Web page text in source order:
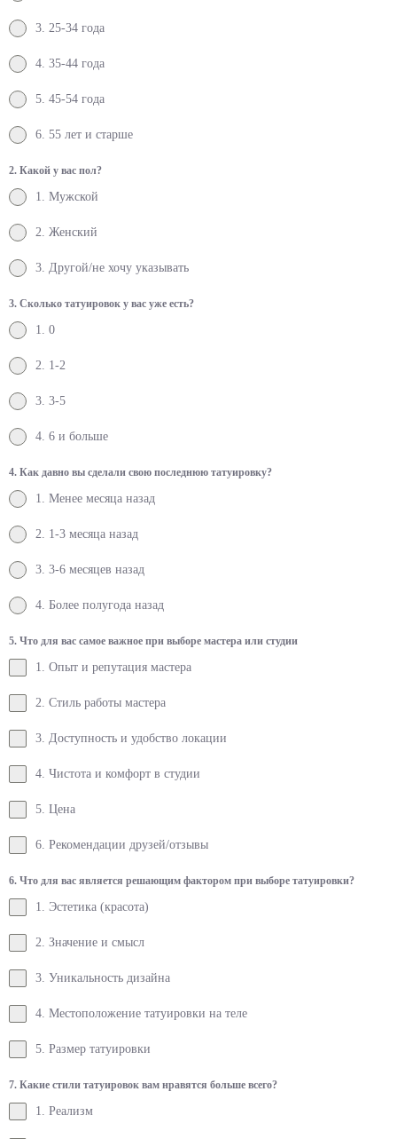
3. 25-34 года
4. 35-44 года
5. 45-54 года
6. 55 лет и старше
2. Какой у вас пол?
1. Мужской
2. Женский
3. Другой/не хочу указывать
3. Сколько татуировок у вас уже есть?
1. 0
2. 1-2
3. 3-5
4. 6 и больше
4. Как давно вы сделали свою последнюю татуировку?
1. Менее месяца назад
2. 1-3 месяца назад
3. 3-6 месяцев назад
4. Более полугода назад
5. Что для вас самое важное при выборе мастера или студии
1. Опыт и репутация мастера
2. Стиль работы мастера
3. Доступность и удобство локации
4. Чистота и комфорт в студии
5. Цена
6. Рекомендации друзей/отзывы
6. Что для вас является решающим фактором при выборе татуировки?
1. Эстетика (красота)
2. Значение и смысл
3. Уникальность дизайна
4. Местоположение татуировки на теле
5. Размер татуировки
7. Какие стили татуировок вам нравятся больше всего?
1. Реализм